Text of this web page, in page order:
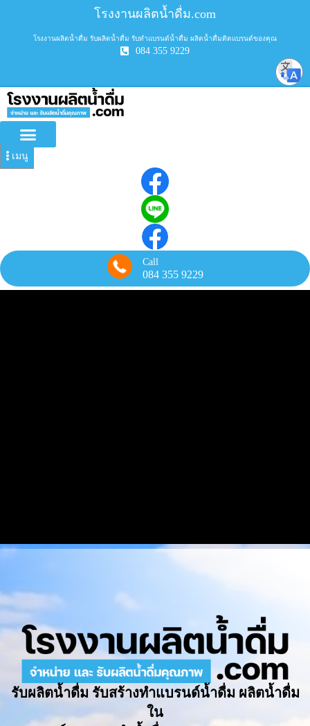
โรงงานผลิตน้ำดื่ม.com
โรงงานผลิตน้ำดื่ม รับผลิตน้ำดื่ม รับทำแบรนด์น้ำดื่ม ผลิตน้ำดื่มติดแบรนด์ของคุณ
084 355 9229
เมนู
Call
084 355 9229
รับผลิตน้ำดื่ม รับสร้างทำแบรนด์น้ำดื่ม ผลิตน้ำดื่ม
ใน